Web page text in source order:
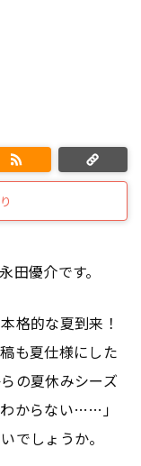
田優介です。
格的な夏到来！
も夏仕様にした
の夏休みシーズ
からない……」
でしょうか。